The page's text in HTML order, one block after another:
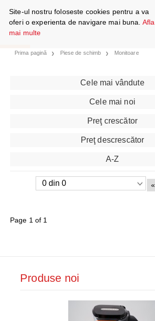
Prima pagină Piese de schimb Monitoare
Cele mai vândute
Cele mai noi
Preţ crescător
Preţ descrescător
A-Z
«
Page 1 of 1
Produse noi
Site-ul nostru foloseste cookies pentru a va
oferi o experienta de navigare mai buna. Afla
mai multe